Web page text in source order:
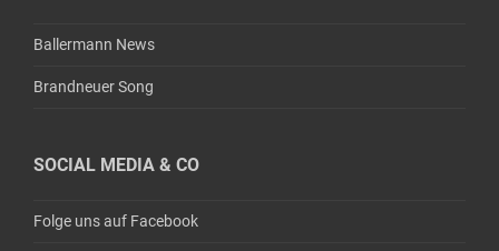
Ballermann News
Brandneuer Song
SOCIAL MEDIA & CO
Folge uns auf Facebook